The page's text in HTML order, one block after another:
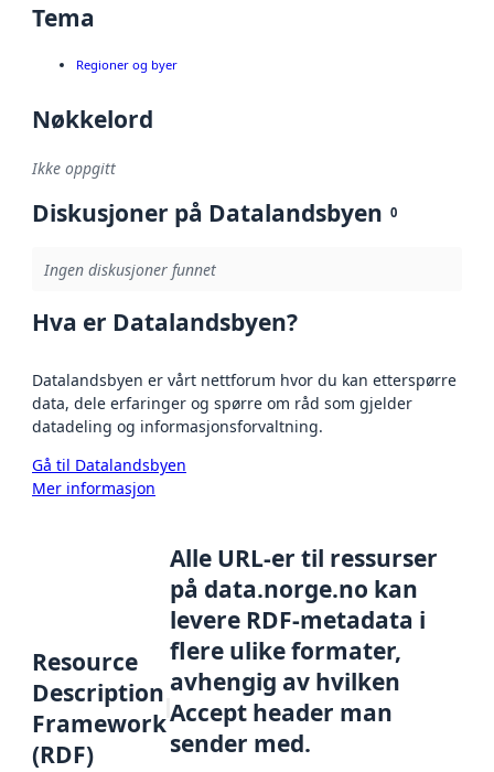
Tema
Regioner og byer
Nøkkelord
Ikke oppgitt
Diskusjoner på Datalandsbyen 0
Ingen diskusjoner funnet
Hva er Datalandsbyen?
Datalandsbyen er vårt nettforum hvor du kan etterspørre
data, dele erfaringer og spørre om råd som gjelder
datadeling og informasjonsforvaltning.
Gå til Datalandsbyen
Mer informasjon
Resource
Description
Framework
(RDF)
Alle URL-er til ressurser
på data.norge.no kan
levere RDF-metadata i
flere ulike formater,
avhengig av hvilken
Accept header man
sender med.